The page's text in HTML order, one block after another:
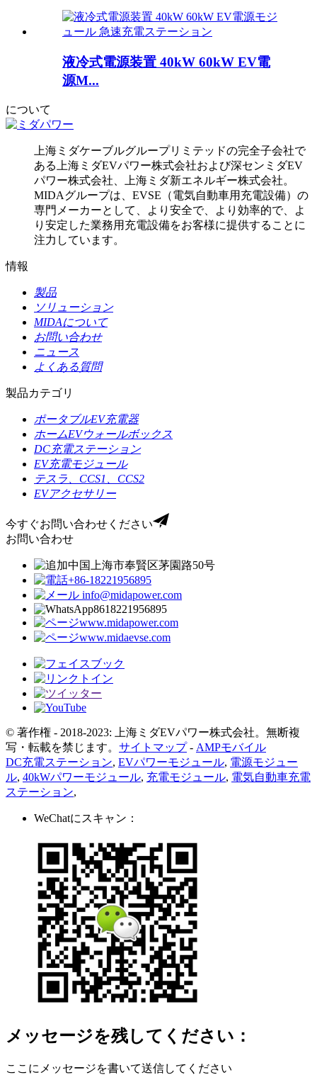
液冷式電源装置 40kW 60kW EV電
源M...
について
上海ミダケーブルグループリミテッドの完全子会社で
ある上海ミダEVパワー株式会社および深センミダEV
パワー株式会社、上海ミダ新エネルギー株式会社。
MIDAグループは、EVSE（電気自動車用充電設備）の
専門メーカーとして、より安全で、より効率的で、よ
り安定した業務用充電設備をお客様に提供することに
注力しています。
情報
製品
ソリューション
MIDAについて
お問い合わせ
ニュース
よくある質問
製品カテゴリ
ポータブルEV充電器
ホームEVウォールボックス
DC充電ステーション
EV充電モジュール
テスラ、CCS1、CCS2
EVアクセサリー
今すぐお問い合わせください
お問い合わせ
中国上海市奉賢区茅園路50号
+86-18221956895
info@midapower.com
8618221956895
www.midapower.com
www.midaevse.com
© 著作権 - 2018-2023: 上海ミダEVパワー株式会社。無断複
写・転載を禁じます。 サイトマップ- AMPモバイル
DC充電ステーション, EVパワーモジュール, 電源モジュー
ル, 40kWパワーモジュール, 充電モジュール, 電気自動車充電
ステーション,
WeChatにスキャン：
メッセージを残してください：
ここにメッセージを書いて送信してください